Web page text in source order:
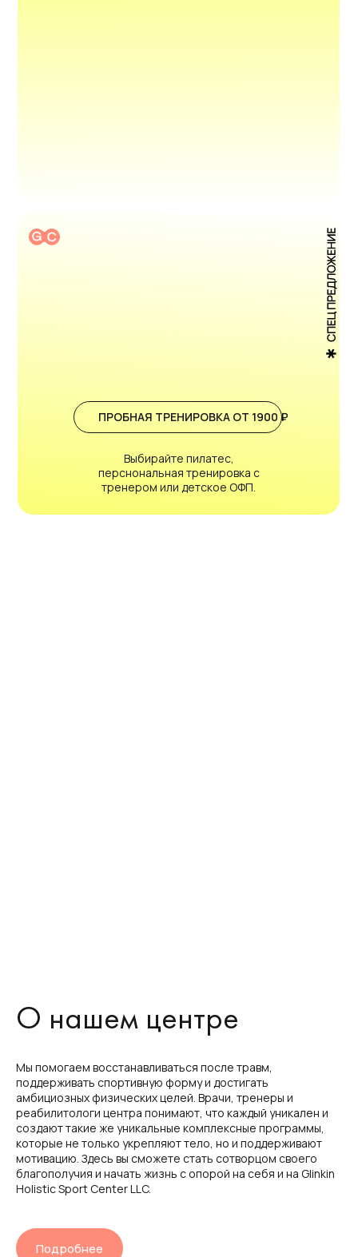
ПРОБНАЯ ТРЕНИРОВКА ОТ 1900 ₽
Выбирайте пилатес,
перснональная тренировка с
тренером или детское ОФП.
О нашем центре
Мы помогаем восстанавливаться после травм,
поддерживать спортивную форму и достигать
амбициозных физических целей. Врачи, тренеры и
реабилитологи центра понимают, что каждый уникален и
создают такие же уникальные комплексные программы,
которые не только укрепляют тело, но и поддерживают
мотивацию. Здесь вы сможете стать сотворцом своего
благополучия и начать жизнь с опорой на себя и на Glinkin
Holistic Sport Center LLC.
Подробнее
info@glinkinhsc.ru
МЫ В СОЦСЕТЯХ